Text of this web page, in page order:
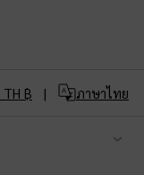
TH ฿ ภาษาไทย